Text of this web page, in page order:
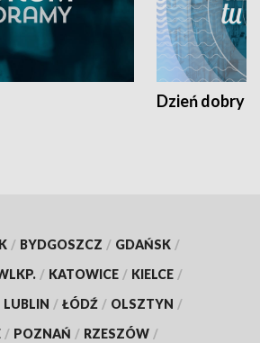
Dzień dobry
/ BYDGOSZCZ / GDAŃSK /
/ KATOWICE / KIELCE /
LUBLIN / ŁÓDŹ / OLSZTYN /
/ POZNAŃ / RZESZÓW /